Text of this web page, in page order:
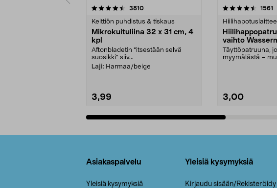
3810arvostelut
Keittiön puhdistus & tiskaus
Mikrokuituliina 32 x 31 cm, 4
kpl
Aftonbladetin "itsestään selvä
suosikki" siiv...
Laji: Harmaa/beige
3,99
4.5viidestä
1561
vaihto
Täyttöpatruuna,
myymälästä –
3,00
Asiakaspalvelu
Yleisiä kysymyksiä
Yleisiä kysymyksiä
Kirjaudu sisään/Rekisteröidy